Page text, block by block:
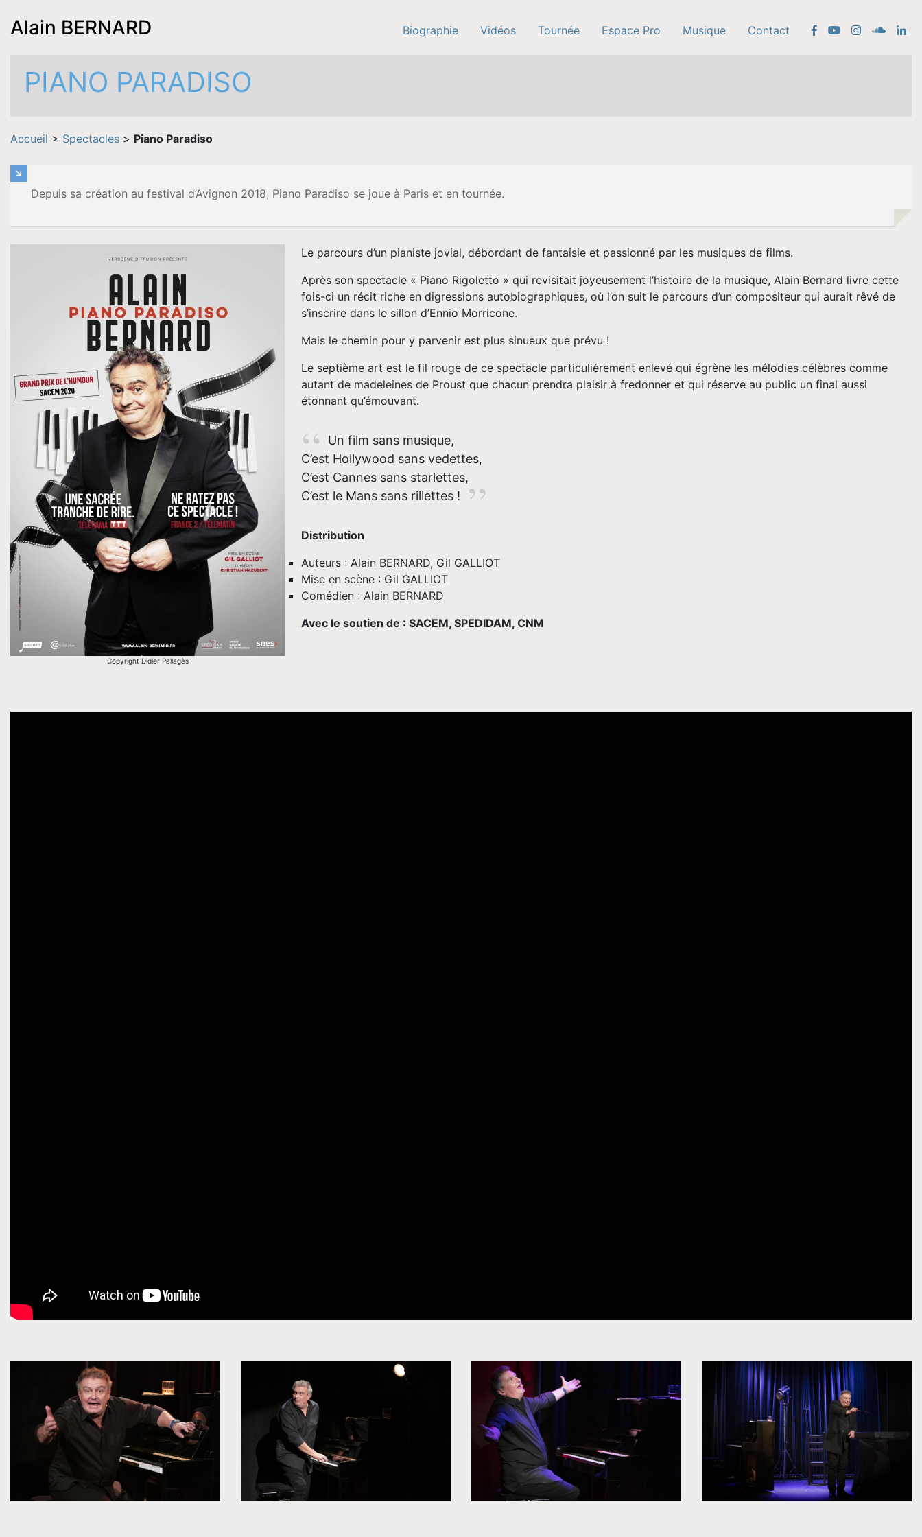
Biographie Vidéos Tournée Espace Pro Musique Contact
Alain BERNARD
PIANO PARADISO
Accueil > Spectacles > Piano Paradiso
Depuis sa création au festival d’Avignon 2018, Piano Paradiso se joue à Paris et en tournée.
Copyright Didier Pallagès
Le parcours d’un pianiste jovial, débordant de fantaisie et passionné par les musiques de films.
Après son spectacle « Piano Rigoletto » qui revisitait joyeusement l’histoire de la musique, Alain Bernard livre cette
fois-ci un récit riche en digressions autobiographiques, où l’on suit le parcours d’un compositeur qui aurait rêvé de
s’inscrire dans le sillon d’Ennio Morricone.
Mais le chemin pour y parvenir est plus sinueux que prévu !
Le septième art est le fil rouge de ce spectacle particulièrement enlevé qui égrène les mélodies célèbres comme
autant de madeleines de Proust que chacun prendra plaisir à fredonner et qui réserve au public un final aussi
étonnant qu’émouvant.
Un film sans musique,
C’est Hollywood sans vedettes,
C’est Cannes sans starlettes,
C’est le Mans sans rillettes !
Distribution
Auteurs : Alain BERNARD, Gil GALLIOT
Mise en scène : Gil GALLIOT
Comédien : Alain BERNARD
Avec le soutien de : SACEM, SPEDIDAM, CNM